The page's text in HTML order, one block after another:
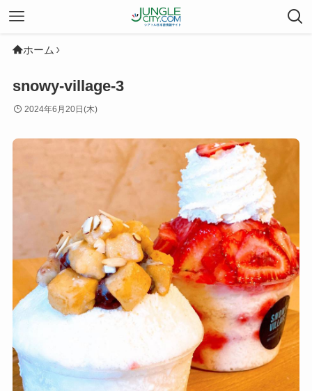
ホーム
snowy-village-3
2024年6月20日(木)